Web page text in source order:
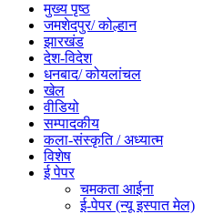
मुख्य पृष्ठ
जमशेदपुर/ कोल्हान
झारखंड
देश-विदेश
धनबाद/ कोयलांचल
खेल
वीडियो
सम्पादकीय
कला-संस्कृति / अध्यात्म
विशेष
ई पेपर
चमकता आईना
ई-पेपर (न्यू इस्पात मेल)